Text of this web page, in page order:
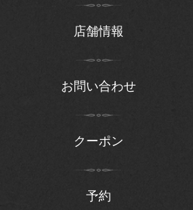
店舗情報
お問い合わせ
クーポン
予約